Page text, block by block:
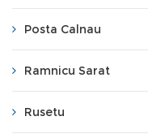
Posta Calnau
Ramnicu Sarat
Rusetu